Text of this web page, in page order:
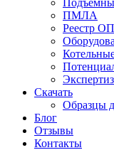
ПМЛА
Реестр
Скачать
Образцы
Блог
Отзывы
Контакты